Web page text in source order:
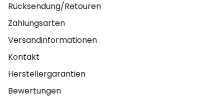
Rücksendung/Retouren
Zahlungsarten
Versandinformationen
Kontakt
Herstellergarantien
Bewertungen